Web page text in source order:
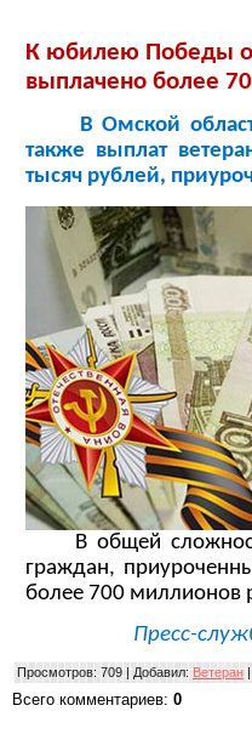
К юбилею Победы
выплачено более
В Омской области
также выплат
тысяч рублей,
В общей
граждан,
более 700 миллионов
Пресс-
Просмотров: 709 | Добавил: Ветеран |
Всего комментариев: 0